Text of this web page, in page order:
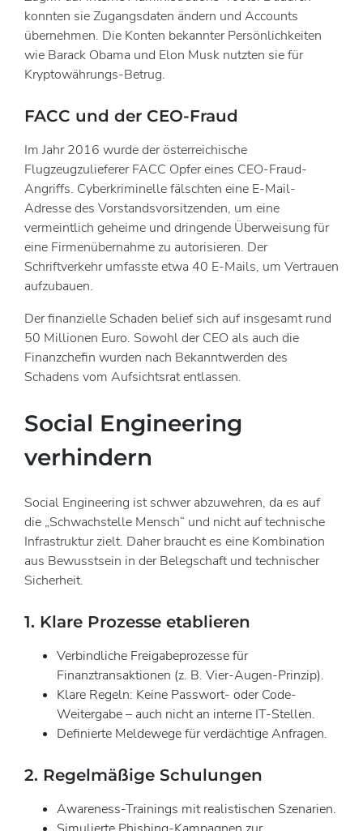
konnten sie Zugangsdaten ändern und Accounts
übernehmen. Die Konten bekannter Persönlichkeiten
wie Barack Obama und Elon Musk nutzten sie für
Kryptowährungs-Betrug.
FACC und der CEO-Fraud
Im Jahr 2016 wurde der österreichische
Flugzeugzulieferer FACC Opfer eines CEO-Fraud-
Angriffs. Cyberkriminelle fälschten eine E-Mail-
Adresse des Vorstandsvorsitzenden, um eine
vermeintlich geheime und dringende Überweisung für
eine Firmenübernahme zu autorisieren. Der
Schriftverkehr umfasste etwa 40 E-Mails, um Vertrauen
aufzubauen.
Der finanzielle Schaden belief sich auf insgesamt rund
50 Millionen Euro. Sowohl der CEO als auch die
Finanzchefin wurden nach Bekanntwerden des
Schadens vom Aufsichtsrat entlassen.
Social Engineering
verhindern
Social Engineering ist schwer abzuwehren, da es auf
die „Schwachstelle Mensch“ und nicht auf technische
Infrastruktur zielt. Daher braucht es eine Kombination
aus Bewusstsein in der Belegschaft und technischer
Sicherheit.
1. Klare Prozesse etablieren
Verbindliche Freigabeprozesse für
Finanztransaktionen (z. B. Vier-Augen-Prinzip).
Klare Regeln: Keine Passwort- oder Code-
Weitergabe – auch nicht an interne IT-Stellen.
Definierte Meldewege für verdächtige Anfragen.
2. Regelmäßige Schulungen
Awareness-Trainings mit realistischen Szenarien.